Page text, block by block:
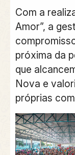
Com a
Amor”, a
próxima da
que
Nova e
próprias